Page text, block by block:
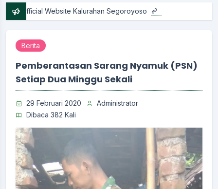
Website Kalurahan Segoroyoso
Berita
Pemberantasan Sarang Nyamuk (PSN)
Setiap Dua Minggu Sekali
29 Februari 2020
Administrator
Dibaca 382 Kali